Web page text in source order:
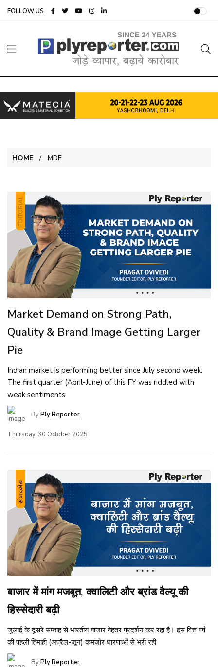
FOLLOW US
HOME MDF
Market Demand on Strong Path,
Quality & Brand Image Getting Larger
Pie
Indian market is performing better since July second week.
The first quarter (April-June) of this FY was riddled with
weak sentiments.
ByPly Reporter
Thursday, 30 October 2025
बाजार में मांग मजबूत, क्वालिटी और ब्रांड वैल्यू की
हिस्सेदारी बढ़ी
जुलाई के दूसरे सप्ताह से भारतीय बाजार बेहतर प्रदर्शन कर रहा है। इस वित्त वर्ष
की पहली तिमाही (अप्रैल-जून) कमजोर धारणाओं से भरी रही
ByPly Reporter